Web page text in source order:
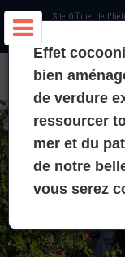
Site Officiel de
GITE - LE
Effet
bien
de verdure
ressourcer
mer et du
de notre
vous serez